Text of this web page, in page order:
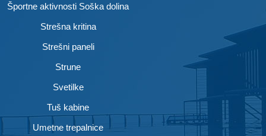
Športne aktivnosti Soška dolina
Strešna kritina
Strešni paneli
Strune
Svetilke
Tuš kabine
Umetne trepalnice